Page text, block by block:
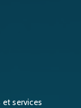
services